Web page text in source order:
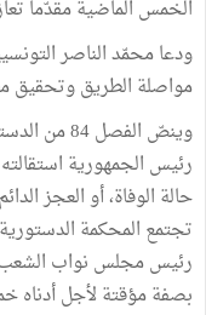
الخمس الماضية مقدّما
ودعا محمّد الناصر
مواصلة الطريق وتحقيق
وينصّ
رئيس الجمهورية
حالة الوفاة، أو العجز
تجتمع المحكمة
رئيس مجلس نواب الشعب
بصفة مؤقتة لأجل أدناه